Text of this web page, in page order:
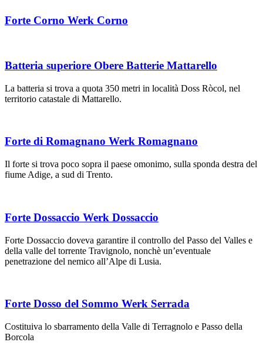
Forte Corno Werk Corno
Batteria superiore Obere Batterie Mattarello
La batteria si trova a quota 350 metri in località Doss Ròcol, nel
territorio catastale di Mattarello.
Forte di Romagnano Werk Romagnano
Il forte si trova poco sopra il paese omonimo, sulla sponda destra del
fiume Adige, a sud di Trento.
Forte Dossaccio Werk Dossaccio
Forte Dossaccio doveva garantire il controllo del Passo del Valles e
della valle del torrente Travignolo, nonchè un’eventuale
penetrazione del nemico all’Alpe di Lusia.
Forte Dosso del Sommo Werk Serrada
Costituiva lo sbarramento della Valle di Terragnolo e Passo della
Borcola